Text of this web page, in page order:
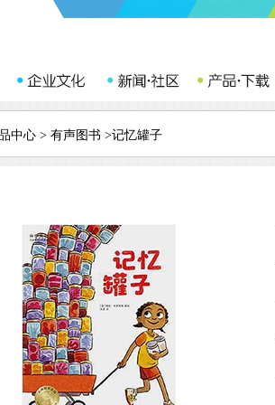
中心 > 有声图书 >记忆罐子